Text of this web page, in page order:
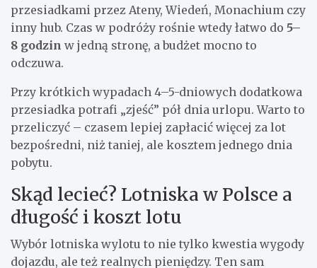
przesiadkami przez Ateny, Wiedeń, Monachium czy
inny hub. Czas w podróży rośnie wtedy łatwo do 5–
8 godzin w jedną stronę, a budżet mocno to
odczuwa.
Przy krótkich wypadach 4–5-dniowych dodatkowa
przesiadka potrafi „zjeść” pół dnia urlopu. Warto to
przeliczyć – czasem lepiej zapłacić więcej za lot
bezpośredni, niż taniej, ale kosztem jednego dnia
pobytu.
Skąd lecieć? Lotniska w Polsce a
długość i koszt lotu
Wybór lotniska wylotu to nie tylko kwestia wygody
dojazdu, ale też realnych pieniędzy. Ten sam